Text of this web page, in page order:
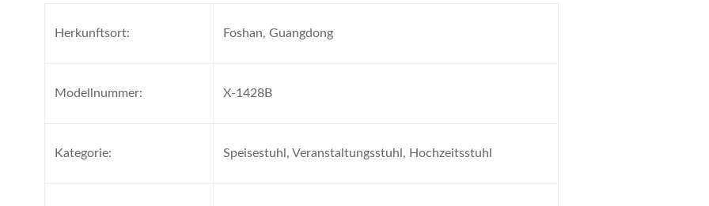
Herkunftsort: Foshan, Guangdong
Modellnummer: X-1428B
Kategorie: Speisestuhl, Veranstaltungsstuhl, Hochzeitsstuhl